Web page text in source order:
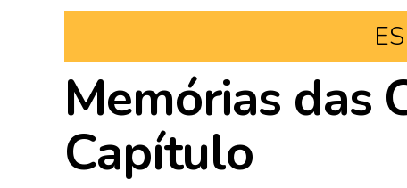
Memórias das
Capítulo